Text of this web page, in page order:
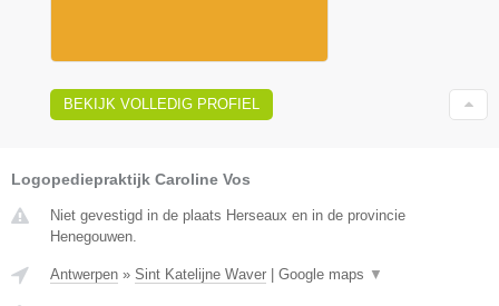
BEKIJK VOLLEDIG PROFIEL
Logopediepraktijk Caroline Vos
Niet gevestigd in de plaats Herseaux en in de provincie
Henegouwen.
Antwerpen » Sint Katelijne Waver Google maps ▼